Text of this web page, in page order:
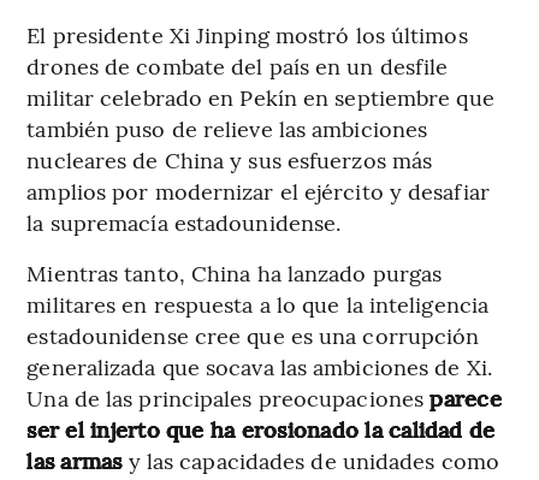
El presidente Xi Jinping mostró los últimos
drones de combate del país en un desfile
militar celebrado en Pekín en septiembre que
también puso de relieve las ambiciones
nucleares de China y sus esfuerzos más
amplios por modernizar el ejército y desafiar
la supremacía estadounidense.
Mientras tanto, China ha lanzado purgas
militares en respuesta a lo que la inteligencia
estadounidense cree que es una corrupción
generalizada que socava las ambiciones de Xi.
Una de las principales preocupaciones parece
ser el injerto que ha erosionado la calidad de
las armasy las capacidades de unidades como